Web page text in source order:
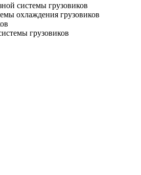
системы грузовиков
охлаждения грузовиков
грузовиков